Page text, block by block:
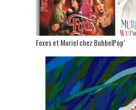
Foxes et Muriel chez BubbelPop’